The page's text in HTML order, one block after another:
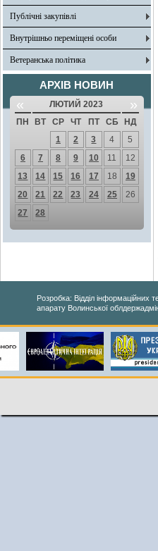
Публічні закупівлі
Внутрішньо переміщені особи
Ветеранська політика
АРХІВ НОВИН
« ЛЮТИЙ 2023 »
ПН ВТ СР ЧТ ПТ СБ
НД
1
2 3 4
5
6
7 8 9 10 11
12
13
14 15 16 17 18
19
20
21 22 23 24 25
26
27
28
Розробка: Відділ інформаційних
апарату Волинської